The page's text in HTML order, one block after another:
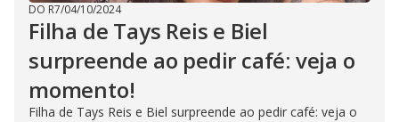
DO R7/04/10/2024
Filha de Tays Reis e Biel
surpreende ao pedir café: veja o
momento!
Filha de Tays Reis e Biel surpreende ao pedir café: veja o